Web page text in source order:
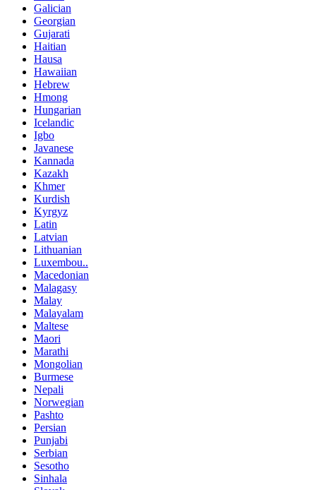
Galician
Georgian
Gujarati
Haitian
Hausa
Hawaiian
Hebrew
Hmong
Hungarian
Icelandic
Igbo
Javanese
Kannada
Kazakh
Khmer
Kurdish
Kyrgyz
Latin
Latvian
Lithuanian
Luxembou..
Macedonian
Malagasy
Malay
Malayalam
Maltese
Maori
Marathi
Mongolian
Burmese
Nepali
Norwegian
Pashto
Persian
Punjabi
Serbian
Sesotho
Sinhala